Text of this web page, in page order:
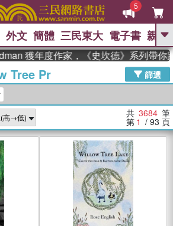
5
GO
熱搜： 東野圭吾 高希均教授回憶錄
、 The Odyssey 、 父親節 、 如果歷
獎 臺灣漫遊錄 、 方念華 、 台灣的李
登輝時代
數學女孩：黎曼猜想 、
偉大的迷走神經
外文 簡體 三民東大 電子書 親子
年度作家，《史坎德》系列帶你踏上熱
Tree Pr
篩選
共 3684 筆
第 1 / 93 頁